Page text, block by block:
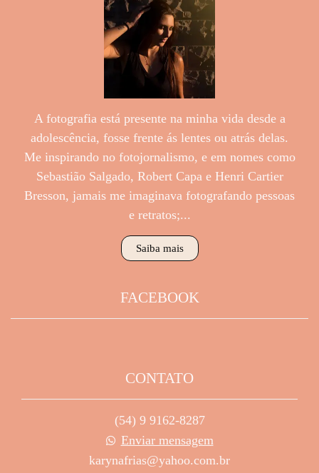
A fotografia está presente na minha vida desde a
adolescência, fosse frente ás lentes ou atrás delas.
Me inspirando no fotojornalismo, e em nomes como
Sebastião Salgado, Robert Capa e Henri Cartier
Bresson, jamais me imaginava fotografando pessoas
e retratos;...
Saiba mais
FACEBOOK
CONTATO
(54) 9 9162-8287
Enviar mensagem
karynafrias@yahoo.com.br